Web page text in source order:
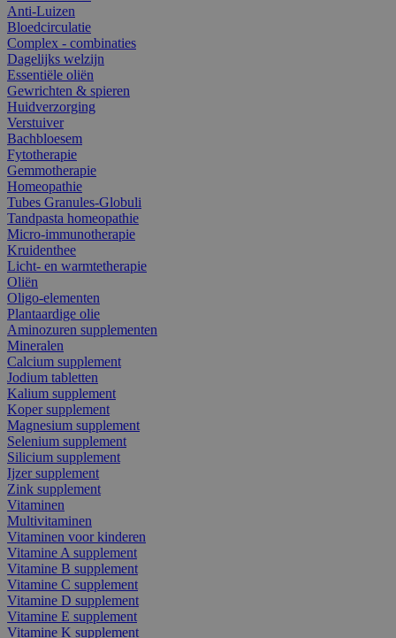
Anti-Luizen
Bloedcirculatie
Complex - combinaties
Dagelijks welzijn
Essentiële oliën
Gewrichten & spieren
Huidverzorging
Verstuiver
Bachbloesem
Fytotherapie
Gemmotherapie
Homeopathie
Tubes Granules-Globuli
Tandpasta homeopathie
Micro-immunotherapie
Kruidenthee
Licht- en warmtetherapie
Oliën
Oligo-elementen
Plantaardige olie
Aminozuren supplementen
Mineralen
Calcium supplement
Jodium tabletten
Kalium supplement
Koper supplement
Magnesium supplement
Selenium supplement
Silicium supplement
Ijzer supplement
Zink supplement
Vitaminen
Multivitaminen
Vitaminen voor kinderen
Vitamine A supplement
Vitamine B supplement
Vitamine C supplement
Vitamine D supplement
Vitamine E supplement
Vitamine K supplement